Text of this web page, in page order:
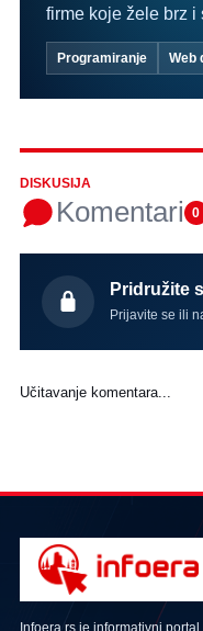
firme koje žele brz i
Programiranje Web
DISKUSIJA
Komentari 0
Pridružite
Prijavite se ili
Učitavanje komentara...